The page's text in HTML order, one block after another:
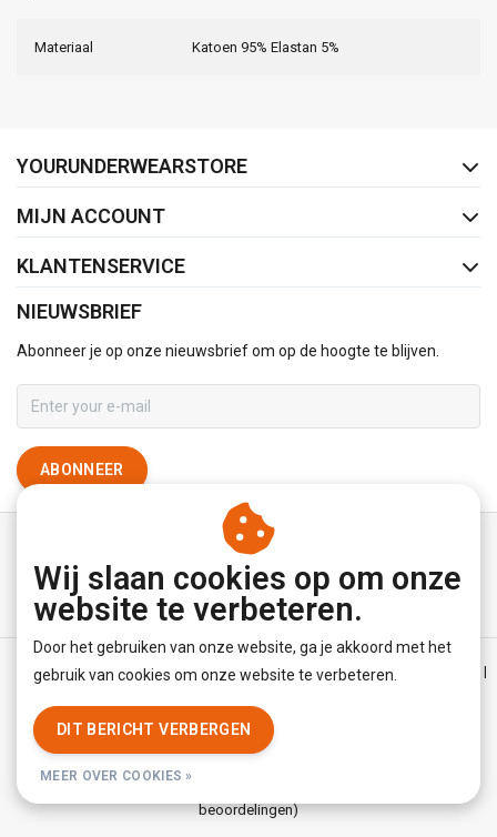
Materiaal Katoen 95% Elastan 5%
YOURUNDERWEARSTORE
MIJN ACCOUNT
KLANTENSERVICE
NIEUWSBRIEF
Abonneer je op onze nieuwsbrief om op de hoogte te blijven.
ABONNEER
Algemene voorwaarden | Disclaimer | Privacy Policy
|
© Copyright 2026 - YourUnderwearStore | Realisatie
beoordelingen)
Wij slaan cookies op om onze
website te verbeteren.
Door het gebruiken van onze website, ga je akkoord met het
gebruik van cookies om onze website te verbeteren.
DIT BERICHT VERBERGEN
MEER OVER COOKIES »